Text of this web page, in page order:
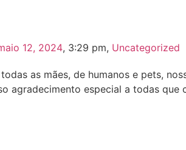
12, 2024, 3:29 pm, Uncategorized
as mães, de humanos e pets,
agradecimento especial a todas